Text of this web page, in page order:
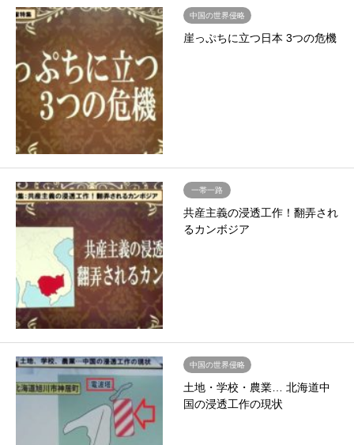
中国の世界侵略
崖っぷちに立つ日本 3つの危機
一帯一路
共産主義の浸透工作！翻弄され
るカンボジア
中国の世界侵略
土地・学校・農業… 北海道中
国の浸透工作の現状